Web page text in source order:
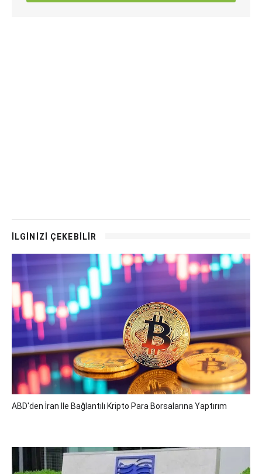
İLGİNİZİ ÇEKEBİLİR
ABD'den İran Ile Bağlantılı Kripto Para Borsalarına Yaptırım